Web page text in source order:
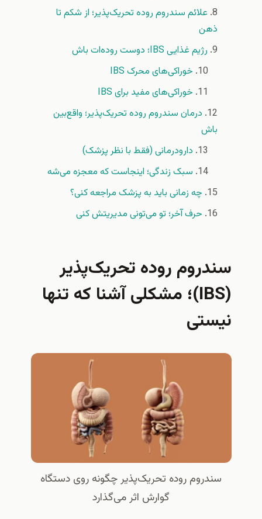
علائم سندروم روده تحریک‌پذیر؛ از شکم تا
رژیم غذایی IBS؛ دوست روده‌ات باش
خوراکی‌های محرک IBS
خوراکی‌های مفید برای IBS
درمان سندروم روده تحریک‌پذیر؛ واقع‌بین
دارودرمانی (فقط با نظر پزشک)
سبک زندگی؛ اینجاست که معجزه می‌شه
چه زمانی باید به پزشک مراجعه کنی؟
حرف آخر؛ تو می‌تونی مدیریتش کنی
سندروم روده تحریک‌پذیر
(IBS)؛ مشکلی آشنا که تنها
نیستی
سندروم روده تحریک‌پذیر چگونه روی دستگاه
گوارش اثر می‌گذارد